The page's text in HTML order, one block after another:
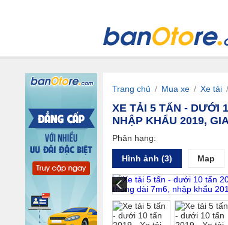
Trang chủ / Mua xe / Xe tải /
XE TẢI 5 TẤN - DƯỚI
NHẬP KHẨU 2019,
Phân hạng:
Hình ảnh (3) Map